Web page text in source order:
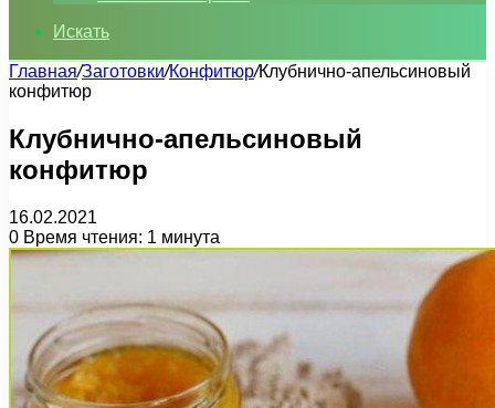
Искать
Главная/Заготовки/Конфитюр/Клубнично-апельсиновый
конфитюр
Клубнично-апельсиновый
конфитюр
16.02.2021
0 Время чтения: 1 минута